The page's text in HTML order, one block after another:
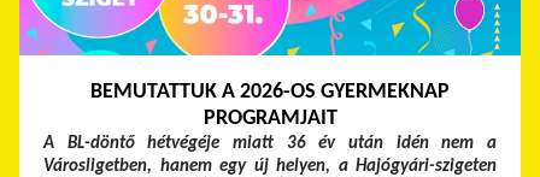
BEMUTATTUK A 2026-OS GYERMEKNAP
PROGRAMJAIT
A BL-döntő hétvégéje miatt 36 év után idén nem a
Városligetben, hanem egy új helyen, a Hajógyári-szigeten